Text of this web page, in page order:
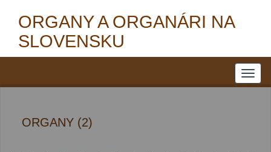
ORGANY A ORGANÁRI NA
SLOVENSKU
ORGANY (2)